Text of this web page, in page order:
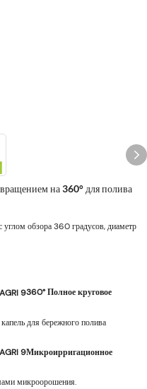
на 360° для полива
обзора 360 градусов, диаметр
360° Полное круговое
для бережного полива
Микроирригационное
микроорошения.